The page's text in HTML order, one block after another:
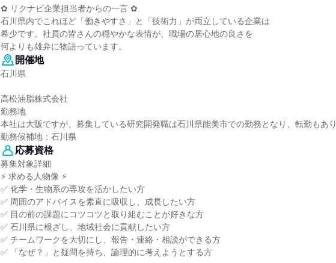
✿ リクナビ企業担当者からの一言 ✿
石川県内でこれほど「働きやすさ」と「技術力」が両立している企業は
希少です。社員の皆さんの穏やかな表情が、職場の居心地の良さを
何よりも雄弁に物語っています。
開催地
石川県
高松油脂株式会社
勤務地
本社は大阪ですが、募集している研究開発職は石川県能美市での勤務となり、転勤もあ
勤務候補地：石川県
応募資格
募集対象詳細
⚡ 求める人物像 ⚡
✅ 化学・生物系の専攻を活かしたい方
✅ 周囲のアドバイスを素直に吸収し、成長したい方
✅ 目の前の課題にコツコツと取り組むことが好きな方
✅ 石川県に根ざし、地域社会に貢献したい方
✅ チームワークを大切にし、報告・連絡・相談ができる方
✅ 「なぜ？」と疑問を持ち、論理的に考えようとする方